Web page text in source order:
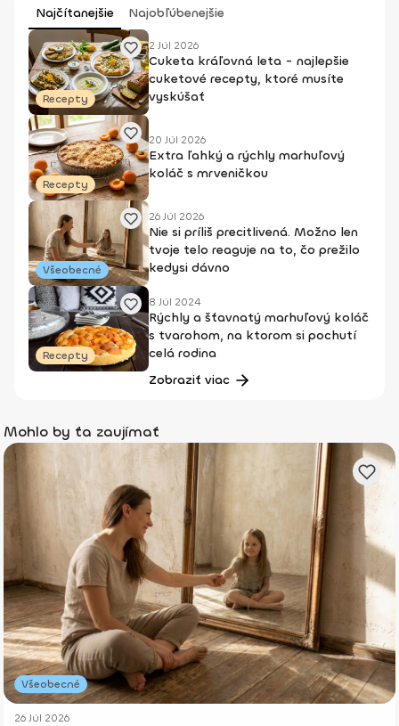
Najčítanejšie Najobľúbenejšie
Recepty
2 Júl 2026
Cuketa kráľovná leta - najlepšie
cuketové recepty, ktoré musíte
vyskúšať
Recepty
20 Júl 2026
Extra ľahký a rýchly marhuľový
koláč s mrveničkou
Všeobecné
26 Júl 2026
Nie si príliš precitlivená. Možno len
tvoje telo reaguje na to, čo prežilo
kedysi dávno
Recepty
8 Júl 2024
Rýchly a šťavnatý marhuľový koláč
s tvarohom, na ktorom si pochutí
celá rodina
Zobraziť viac
Mohlo by ťa zaujímať
Všeobecné
26 Júl 2026